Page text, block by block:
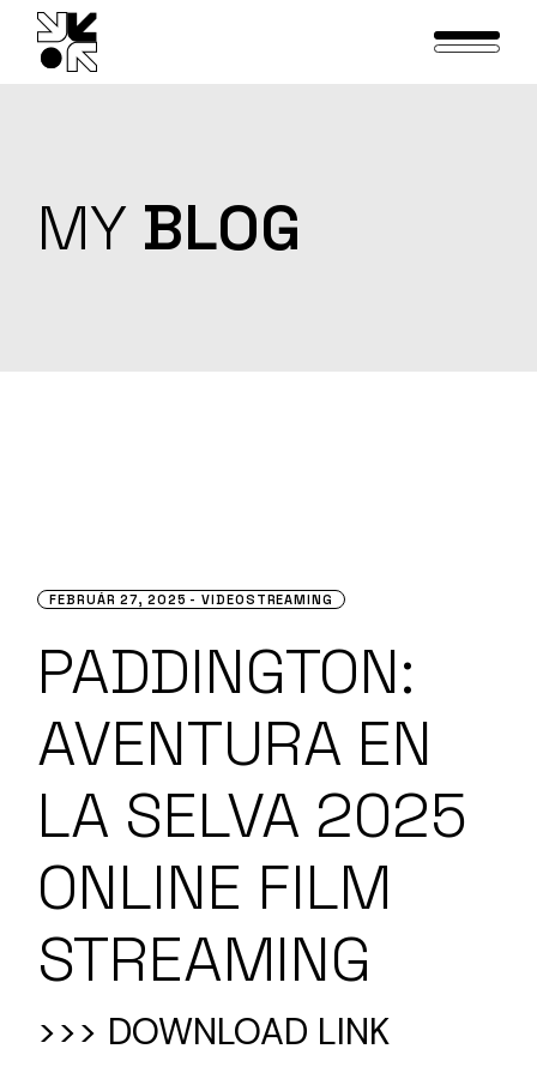
content
MY BLOG
FEBRUÁR 27, 2025 VIDEOSTREAMING
PADDINGTON:
AVENTURA EN
LA SELVA 2025
ONLINE FILM
STREAMING
>>> DOWNLOAD LINK